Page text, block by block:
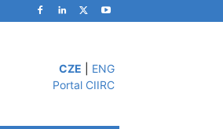
CZE
ENG
Portal CIIRC